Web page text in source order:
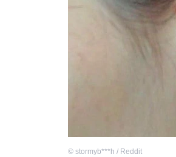
© stormyb***h / Reddit